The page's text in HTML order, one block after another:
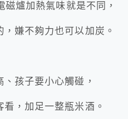
爐加熱氣味就是不同，
嫌不夠力也可以加炭。
孩子要小心觸碰，
，加足一整瓶米酒。